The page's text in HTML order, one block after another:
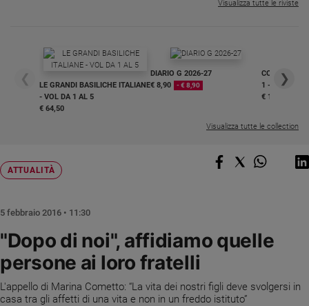
Interviste
Papa
spiritualità
Santi
Devozione
e
Parola
Visualizza tutte le riviste
❮
LE GRANDI BASILICHE ITALIANE
- VOL DA 1 AL 5
€ 64,50
DIARIO G 2026-27
€ 8,90
- € 8,90
COLLANA
1 - 2
€ 18,50
❯
Visualizza tutte le collection
ATTUALITÀ
"Dopo di noi", affidiamo quelle
persone ai loro fratelli
L'appello di Marina Cometto: “La vita dei nostri figli deve svolgersi in
casa tra gli affetti di una vita e non in un freddo istituto”
5 febbraio 2016 • 11:30